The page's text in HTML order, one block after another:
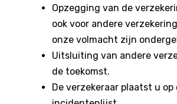
Opzegging van de
ook voor andere
onze volmacht zijn
Uitsluiting van andere
de toekomst.
De verzekeraar plaatst u